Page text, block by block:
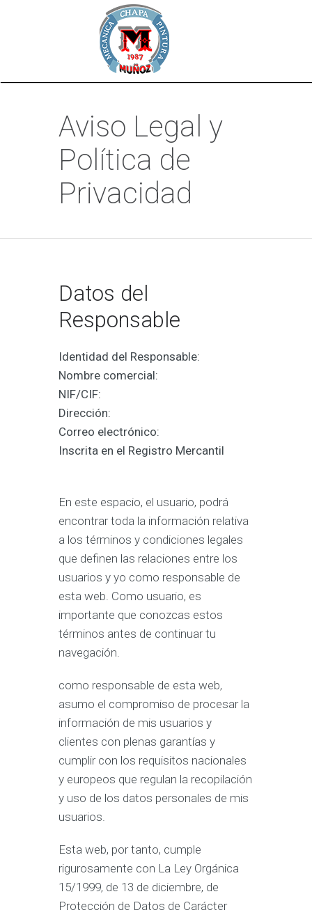
Aviso Legal y
Política de
Privacidad
Datos del
Responsable
Identidad del Responsable:
Nombre comercial:
NIF/CIF:
Dirección:
Correo electrónico:
Inscrita en el Registro Mercantil
En este espacio, el usuario, podrá
encontrar toda la información relativa
a los términos y condiciones legales
que definen las relaciones entre los
usuarios y yo como responsable de
esta web. Como usuario, es
importante que conozcas estos
términos antes de continuar tu
navegación.
como responsable de esta web,
asumo el compromiso de procesar la
información de mis usuarios y
clientes con plenas garantías y
cumplir con los requisitos nacionales
y europeos que regulan la recopilación
y uso de los datos personales de mis
usuarios.
Esta web, por tanto, cumple
rigurosamente con La Ley Orgánica
15/1999, de 13 de diciembre, de
Protección de Datos de Carácter